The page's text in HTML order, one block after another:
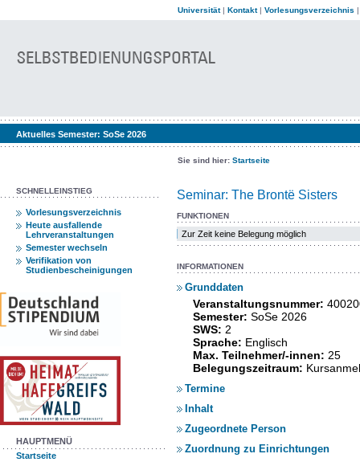
Universität| Kontakt| Vorlesungsverzeichnis
Aktuelles Semester: SoSe 2026
Sie sind hier: Startseite
SCHNELLEINSTIEG
Vorlesungsverzeichnis
Heute ausfallende
Lehrveranstaltungen
Semester wechseln
Verifikation von
Studienbescheinigungen
HAUPTMENÜ
Startseite
Seminar: The Brontë Sisters
FUNKTIONEN
Zur Zeit keine Belegung möglich
INFORMATIONEN
Grunddaten
Veranstaltungsnummer:
Semester: SoSe 2026
SWS: 2
Sprache: Englisch
Max. Teilnehmer/-innen: 25
Belegungszeitraum:
Termine
Inhalt
Zugeordnete Person
Zuordnung zu Einrichtungen